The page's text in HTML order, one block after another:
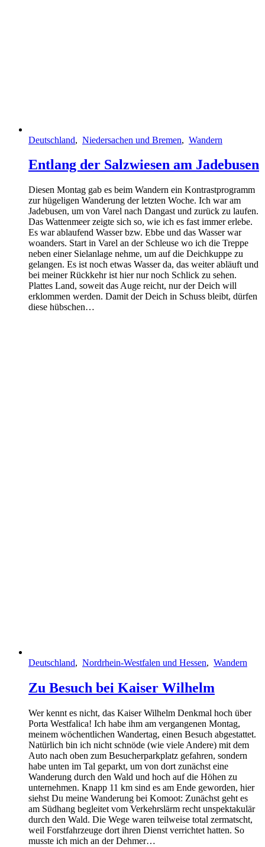
Deutschland, Niedersachen und Bremen, Wandern
Entlang der Salzwiesen am Jadebusen
Diesen Montag gab es beim Wandern ein Kontrastprogramm
zur hügeligen Wanderung der letzten Woche. Ich war am
Jadebusen, um von Varel nach Dangast und zurück zu laufen.
Das Wattenmeer zeigte sich so, wie ich es fast immer erlebe.
Es war ablaufend Wasser bzw. Ebbe und das Wasser war
woanders. Start in Varel an der Schleuse wo ich die Treppe
neben einer Sielanlage nehme, um auf die Deichkuppe zu
gelangen. Es ist noch etwas Wasser da, das weiter abläuft und
bei meiner Rückkehr ist hier nur noch Schlick zu sehen.
Plattes Land, soweit das Auge reicht, nur der Deich will
erklommen werden. Damit der Deich in Schuss bleibt, dürfen
diese hübschen…
Deutschland, Nordrhein-Westfalen und Hessen, Wandern
Zu Besuch bei Kaiser Wilhelm
Wer kennt es nicht, das Kaiser Wilhelm Denkmal hoch über
Porta Westfalica! Ich habe ihm am vergangenen Montag,
meinem wöchentlichen Wandertag, einen Besuch abgestattet.
Natürlich bin ich nicht schnöde (wie viele Andere) mit dem
Auto nach oben zum Besucherparkplatz gefahren, sondern
habe unten im Tal geparkt, um von dort zunächst eine
Wanderung durch den Wald und hoch auf die Höhen zu
unternehmen. Knapp 11 km sind es am Ende geworden, hier
siehst Du meine Wanderung bei Komoot: Zunächst geht es
am Südhang begleitet vom Verkehrslärm recht unspektakulär
durch den Wald. Die Wege waren teilweise total zermatscht,
weil Forstfahrzeuge dort ihren Dienst verrichtet hatten. So
musste ich mich an der Dehmer…